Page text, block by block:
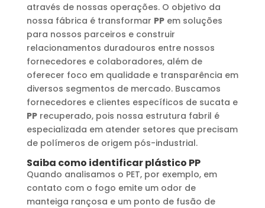
através de nossas operações. O objetivo da
nossa fábrica é transformar PPem soluções
para nossos parceiros e construir
relacionamentos duradouros entre nossos
fornecedores e colaboradores, além de
oferecer foco em qualidade e transparência em
diversos segmentos de mercado. Buscamos
fornecedores e clientes específicos de sucata e
PPrecuperado, pois nossa estrutura fabril é
especializada em atender setores que precisam
de polímeros de origem pós-industrial.
Saiba como identificar plástico PP
Quando analisamos o PET, por exemplo, em
contato com o fogo emite um odor de
manteiga rançosa e um ponto de fusão de